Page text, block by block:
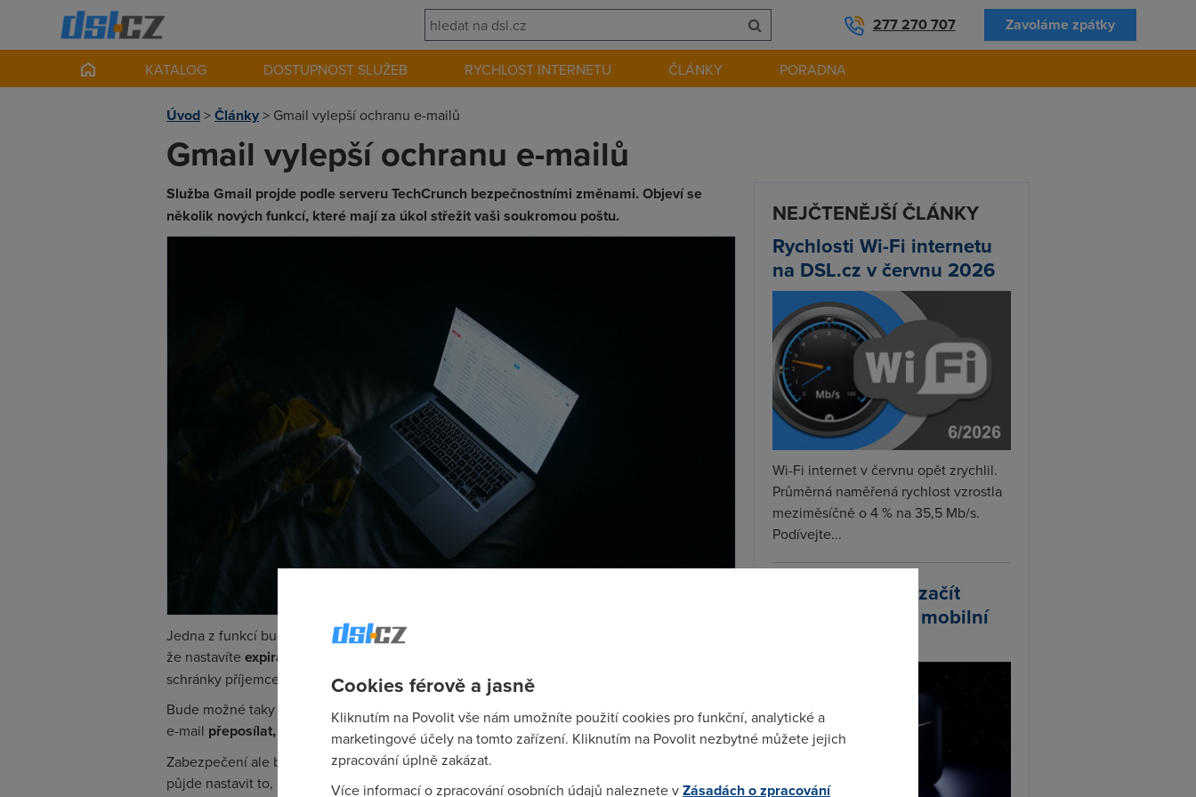
277 270 707 Zavoláme zpátky
KATALOG DOSTUPNOST SLUŽEB RYCHLOST INTERNETU ČLÁNKY PORADNA
Úvod>Články> Gmail vylepší ochranu e-mailů
Gmail vylepší ochranu e-mailů
Služba Gmail projde podle serveru TechCrunch bezpečnostními změnami. Objeví se
několik nových funkcí, které mají za úkol střežit vaši soukromou poštu.
Jedna z funkcí bude například možnost nastavit e-mail jako “sebedestrukční”. To znamená,
že nastavíte expiraci zprávy
schránky příjemce
Bude možné taky zasílat e-maily v tzv. “důvěrném režimu”. Příjemce nebude mít dovoleno
e-mail přeposílat, kopírovat, měnit jeho znění, stáhnout z něj přílohu nebo ho tisknout
Zabezpečení ale budete moct posunout ještě dál. Pokud posíláte něco opravdu citlivého,
půjde nastavit to, aby příjemce nejdřív musel prokázat svou totožnostzadáním hesla. To
NEJČTENĚJŠÍ ČLÁNKY
Rychlosti Wi-Fi internetu
na DSL.cz v červnu 2026
Wi-Fi internet v červnu opět zrychlil.
Průměrná naměřená rychlost vzrostla
meziměsíčně o 4 % na 35,5 Mb/s.
Podívejte...
Starlink plánuje začít
prodávat vlastní mobilní
Cookies férově a jasně
Kliknutím na Povolit vše nám umožníte použití cookies pro funkční, analytické a
marketingové účely na tomto zařízení. Kliknutím na Povolit nezbytné můžete jejich
zpracování úplně zakázat.
Více informací o zpracování osobních údajů naleznete vZásadách o zpracování